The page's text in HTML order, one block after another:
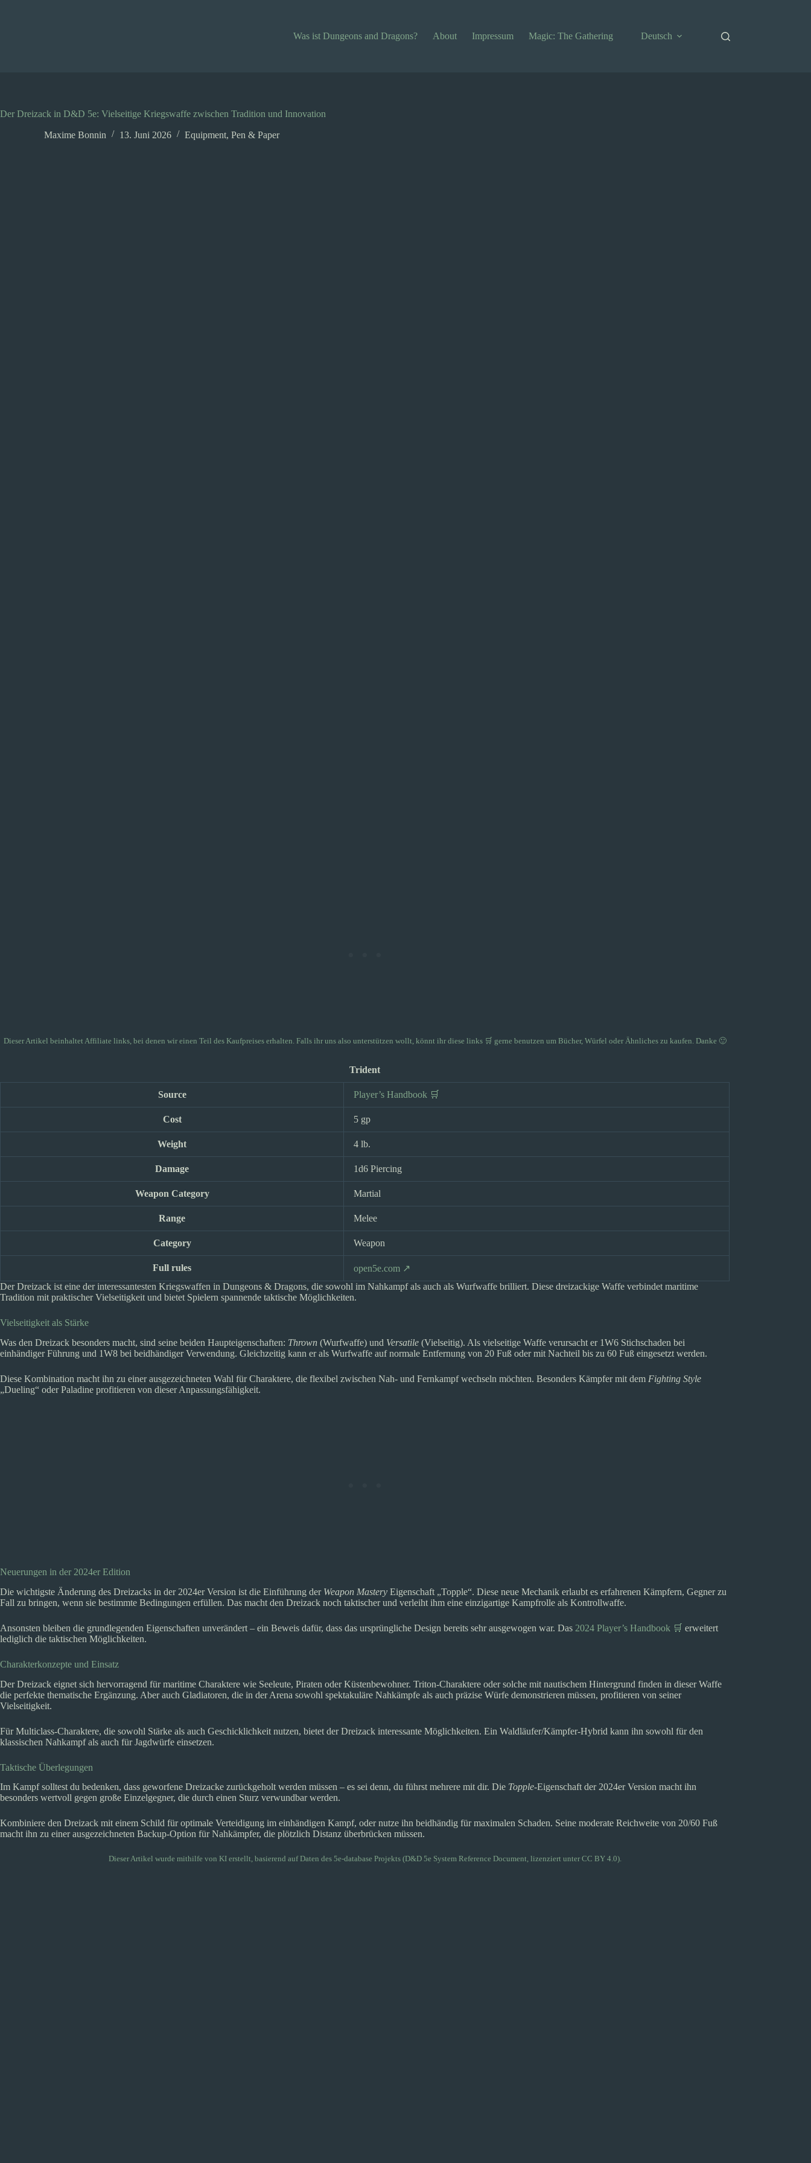
Was ist Dungeons and Dragons?
About Impressum Magic: The Gathering Deutsch
Der Dreizack in D&D 5e: Vielseitige Kriegswaffe zwischen Tradition und Innovation
Maxime Bonnin 13. Juni 2026 Equipment, Pen & Paper
Dieser Artikel beinhaltet Affiliate links, bei denen wir einen Teil des Kaufpreises erhalten. Falls ihr uns also unterstützen wollt, könnt ihrdiese links 🛒 gerne benutzen um Bücher, Würfel oder Ähnliches zu kaufen. Danke 🙂
Trident
Source Player’s Handbook 🛒
Cost 5 gp
Weight 4 lb.
Damage 1d6 Piercing
Weapon Category Martial
Range Melee
Category Weapon
Full rules
open5e.com ↗
Der Dreizack ist eine der interessantesten Kriegswaffen in Dungeons & Dragons, die sowohl im Nahkampf als auch als Wurfwaffe brilliert. Diese dreizackige Waffe verbindet maritime
Tradition mit praktischer Vielseitigkeit und bietet Spielern spannende taktische Möglichkeiten.
Vielseitigkeit als Stärke
Was den Dreizack besonders macht, sind seine beiden Haupteigenschaften: Thrown (Wurfwaffe) und Versatile (Vielseitig). Als vielseitige Waffe verursacht er 1W6 Stichschaden bei
einhändiger Führung und 1W8 bei beidhändiger Verwendung. Gleichzeitig kann er als Wurfwaffe auf normale Entfernung von 20 Fuß oder mit Nachteil bis zu 60 Fuß eingesetzt werden.
Diese Kombination macht ihn zu einer ausgezeichneten Wahl für Charaktere, die flexibel zwischen Nah- und Fernkampf wechseln möchten. Besonders Kämpfer mit dem Fighting Style
„Dueling“ oder Paladine profitieren von dieser Anpassungsfähigkeit.
Neuerungen in der 2024er Edition
Die wichtigste Änderung des Dreizacks in der 2024er Version ist die Einführung der Weapon Mastery Eigenschaft „Topple“. Diese neue Mechanik erlaubt es erfahrenen Kämpfern, Gegner zu
Fall zu bringen, wenn sie bestimmte Bedingungen erfüllen. Das macht den Dreizack noch taktischer und verleiht ihm eine einzigartige Kampfrolle als Kontrollwaffe.
Ansonsten bleiben die grundlegenden Eigenschaften unverändert – ein Beweis dafür, dass das ursprüngliche Design bereits sehr ausgewogen war. Das 2024 Player’s Handbook 🛒 erweitert
lediglich die taktischen Möglichkeiten.
Charakterkonzepte und Einsatz
Der Dreizack eignet sich hervorragend für maritime Charaktere wie Seeleute, Piraten oder Küstenbewohner. Triton-Charaktere oder solche mit nautischem Hintergrund finden in dieser Waffe
die perfekte thematische Ergänzung. Aber auch Gladiatoren, die in der Arena sowohl spektakuläre Nahkämpfe als auch präzise Würfe demonstrieren müssen, profitieren von seiner
Vielseitigkeit.
Für Multiclass-Charaktere, die sowohl Stärke als auch Geschicklichkeit nutzen, bietet der Dreizack interessante Möglichkeiten. Ein Waldläufer/Kämpfer-Hybrid kann ihn sowohl für den
klassischen Nahkampf als auch für Jagdwürfe einsetzen.
Taktische Überlegungen
Im Kampf solltest du bedenken, dass geworfene Dreizacke zurückgeholt werden müssen – es sei denn, du führst mehrere mit dir. Die Topple-Eigenschaft der 2024er Version macht ihn
besonders wertvoll gegen große Einzelgegner, die durch einen Sturz verwundbar werden.
Kombiniere den Dreizack mit einem Schild für optimale Verteidigung im einhändigen Kampf, oder nutze ihn beidhändig für maximalen Schaden. Seine moderate Reichweite von 20/60 Fuß
macht ihn zu einer ausgezeichneten Backup-Option für Nahkämpfer, die plötzlich Distanz überbrücken müssen.
Dieser Artikel wurde mithilfe von KI erstellt, basierend auf Daten des 5e-database Projekts (D&D 5e System Reference Document, lizenziert unter CC BY 4.0).